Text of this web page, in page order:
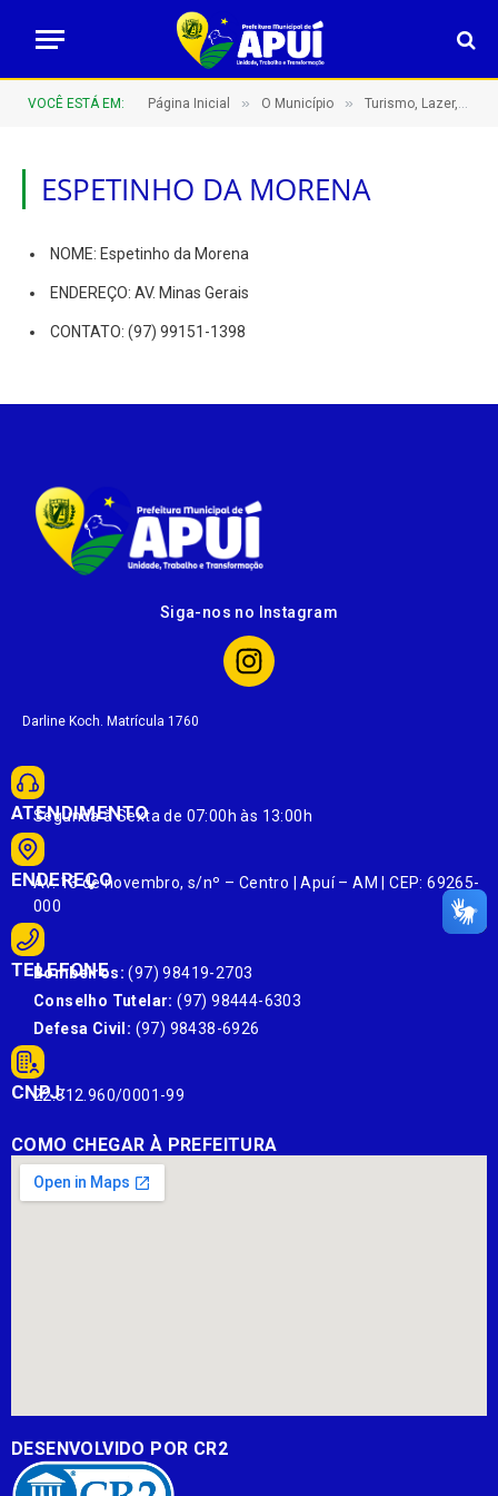
VOCÊ ESTÁ EM: Página Inicial » O Município » Turismo, Lazer, Hospedagens e Restaurantes
ESPETINHO DA MORENA
NOME: Espetinho da Morena
ENDEREÇO: AV. Minas Gerais
CONTATO: (97) 99151-1398
Siga-nos no Instagram
Darline Koch. Matrícula 1760
ATENDIMENTO
Segunda à Sexta de 07:00h às 13:00h
ENDEREÇO
Av. 13 de novembro, s/nº – Centro | Apuí – AM | CEP: 69265-
000
TELEFONE
Bombeiros: (97) 98419-2703
Conselho Tutelar: (97) 98444-6303
Defesa Civil: (97) 98438-6926
CNPJ:
22.812.960/0001-99
COMO CHEGAR À PREFEITURA
DESENVOLVIDO POR CR2